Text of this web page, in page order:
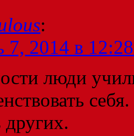
:
7, 2014 в
люди
других.